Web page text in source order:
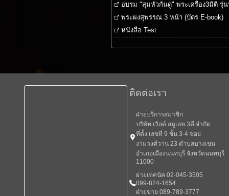
อบรม "สุมหัวกันดู" พระเครื่อง3มิติ รุ่
พระผงสุพรรณ 3 หน้า (บัตร E-book)
หนังสือ Test
ติดต่อเรา
ฝ่ายบริการสมาชิก
บริษัท เวิลด์ อมูเลท 3ดี จำกัด
ที่ตั้ง เลขที่ 9 ชั้น 3-4 ซอย
งามวงศ์วาน 23 ตำบลบางเขน
อำเภอเมืองนนทบุรี จังหวัดนนทบุรี
11000
ผ่ายเทคนิค 02-045-3505
099-824-1654
ฝ่ายขาย 089-789-3777